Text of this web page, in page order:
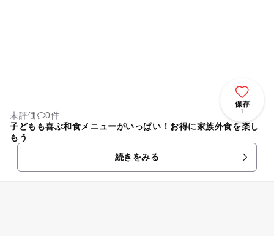
保存
1
未評価
0件
子どもも喜ぶ和食メニューがいっぱい！お得に家族外食を楽し
もう
続きをみる